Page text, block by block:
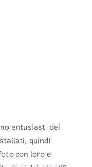
entusiasti dei
quindi
con loro e